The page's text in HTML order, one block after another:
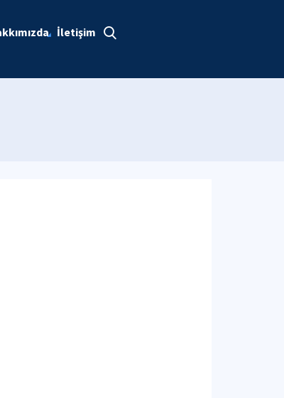
İletişim